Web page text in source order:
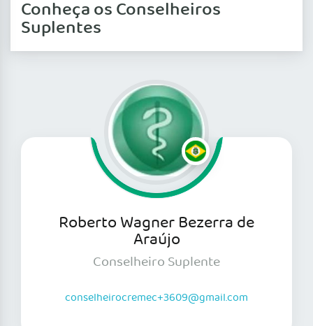
Conheça os Conselheiros
Suplentes
Roberto Wagner Bezerra de
Araújo
Conselheiro Suplente
conselheirocremec+3609@gmail.com